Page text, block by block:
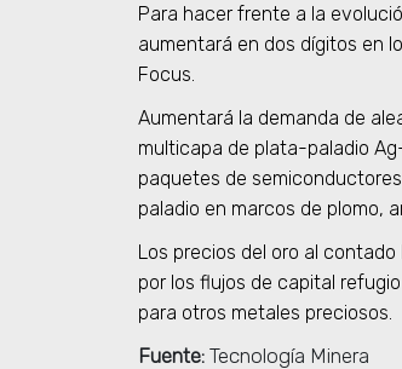
Para hacer frente a la
aumentará en dos dígitos en
Focus.
Aumentará la demanda de
multicapa de plata-paladio
paquetes de
paladio en marcos de plomo,
Los precios del oro al
por los flujos de capital
para otros metales preciosos.
Fuente: Tecnología Minera